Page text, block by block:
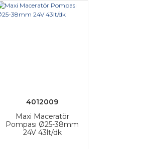
4012009
Maxi Maceratör
Pompası Ø25-38mm
24V 43lt/dk